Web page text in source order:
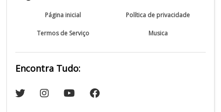
Página inicial Política de privacidade
Termos de Serviço Musica
Encontra Tudo: